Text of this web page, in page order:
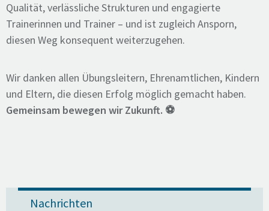
Qualität, verlässliche Strukturen und engagierte
Trainerinnen und Trainer – und ist zugleich Ansporn,
diesen Weg konsequent weiterzugehen.
Wir danken allen Übungsleitern, Ehrenamtlichen, Kindern
und Eltern, die diesen Erfolg möglich gemacht haben.
Gemeinsam bewegen wir Zukunft. ⚽
Nachrichten